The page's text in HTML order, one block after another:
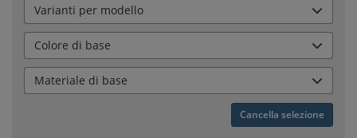
Varianti per modello
Colore di base
Materiale di base
Cancella selezione